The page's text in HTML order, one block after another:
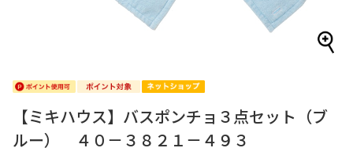
【ミキハウス】バスポンチョ３点セット（ブ
ルー） ４０－３８２１－４９３